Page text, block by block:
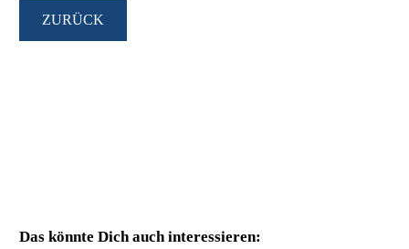
ZURÜCK
Das könnte Dich auch interessieren: